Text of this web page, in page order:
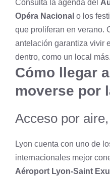
Consulta la agenda del
Opéra Nacional o los
que proliferan en verano.
antelación garantiza vivir
dentro, como un local más.
Cómo llegar
moverse por
Acceso por
Lyon cuenta con uno de
internacionales mejor
Aéroport Lyon-Saint